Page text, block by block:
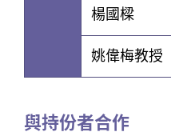
楊國樑
姚偉梅教授
與持份者合作